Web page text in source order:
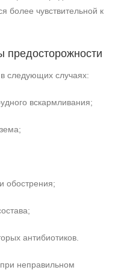
более чувствительной к
предосторожности
в следующих случаях:
вскармливания;
обострения;
антибиотиков.
неправильном